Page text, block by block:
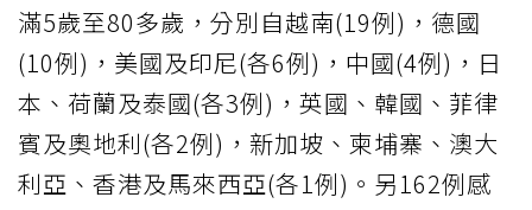
滿5歲至80多歲，分別自越南(19例)，德國
(10例)，美國及印尼(各6例)，中國(4例)，日
本、荷蘭及泰國(各3例)，英國、韓國、菲律
賓及奧地利(各2例)，新加坡、柬埔寨、澳大
利亞、香港及馬來西亞(各1例)。另162例感